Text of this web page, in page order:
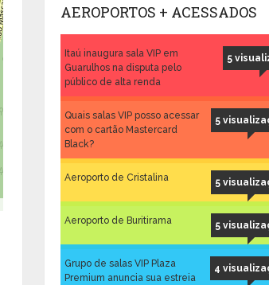
AEROPORTOS + ACESSADOS
5
Itaú inaugura sala VIP em
Guarulhos na disputa pelo
público de alta renda
5
Quais salas VIP posso acessar
com o cartão Mastercard
Black?
5
Aeroporto de Cristalina
5
Aeroporto de Buritirama
4
Grupo de salas VIP Plaza
Premium anuncia sua estreia